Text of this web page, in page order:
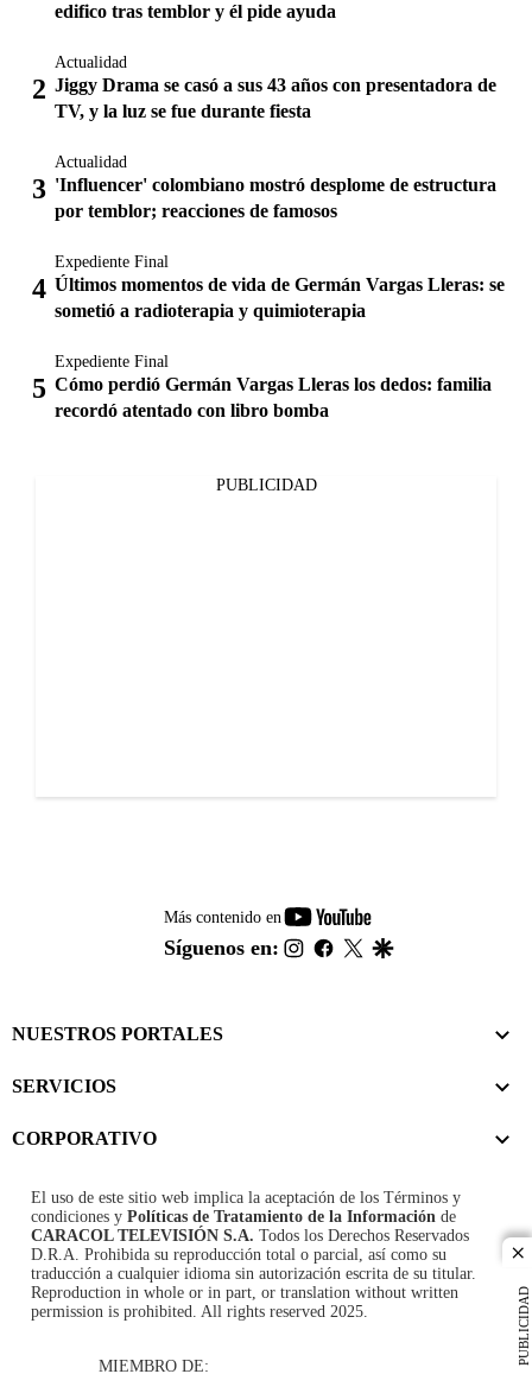
PUBLICIDAD
edifico tras temblor y él pide ayuda
Actualidad
Jiggy Drama se casó a sus 43 años con presentadora de
TV, y la luz se fue durante fiesta
Actualidad
'Influencer' colombiano mostró desplome de estructura
por temblor; reacciones de famosos
Expediente Final
Últimos momentos de vida de Germán Vargas Lleras: se
sometió a radioterapia y quimioterapia
Expediente Final
Cómo perdió Germán Vargas Lleras los dedos: familia
recordó atentado con libro bomba
PUBLICIDAD
Más contenido en
youtube-
footer
Síguenos en: instagram
facebook
twitter
NUESTROS PORTALES
SERVICIOS
CORPORATIVO
El uso de este sitio web implica la aceptación de los Términos y
condiciones y Políticas de Tratamiento de la Información de
CARACOL TELEVISIÓN S.A. Todos los Derechos Reservados
D.R.A. Prohibida su reproducción total o parcial, así como su
traducción a cualquier idioma sin autorización escrita de su titular.
Reproduction in whole or in part, or translation without written
permission is prohibited. All rights reserved 2025.
MIEMBRO DE: